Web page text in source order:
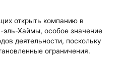
открыть компанию в
Хаймы, особое значение
деятельности, поскольку
ограничения.